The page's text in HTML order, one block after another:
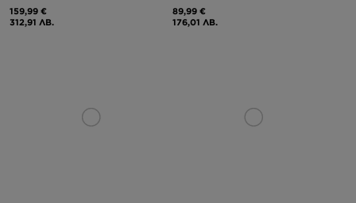
159,99 €
312,91 ЛВ.
89,99 €
176,01 ЛВ.